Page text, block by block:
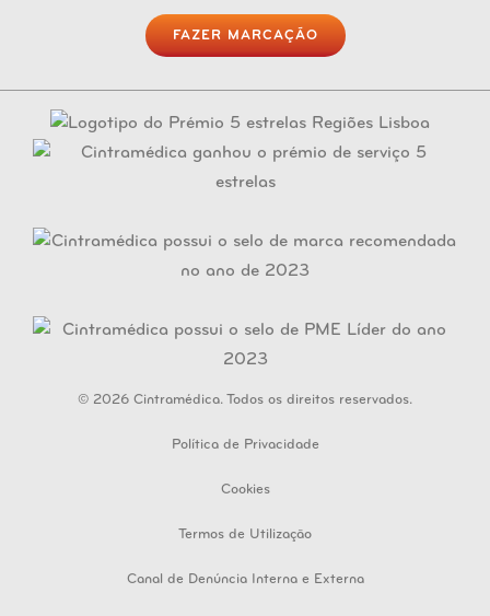
FAZER MARCAÇÃO
© 2026 Cintramédica. Todos os direitos reservados.
Política de Privacidade
Cookies
Termos de Utilização
Canal de Denúncia Interna e Externa